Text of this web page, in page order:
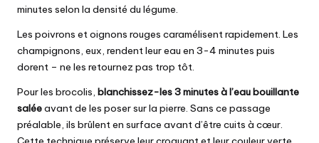
minutes selon la densité du légume.
Les poivrons et oignons rouges caramélisent rapidement. Les
champignons, eux, rendent leur eau en 3-4 minutes puis
dorent – ne les retournez pas trop tôt.
Pour les brocolis, blanchissez-les 3 minutes à l’eau bouillante
saléeavant de les poser sur la pierre. Sans ce passage
préalable, ils brûlent en surface avant d’être cuits à cœur.